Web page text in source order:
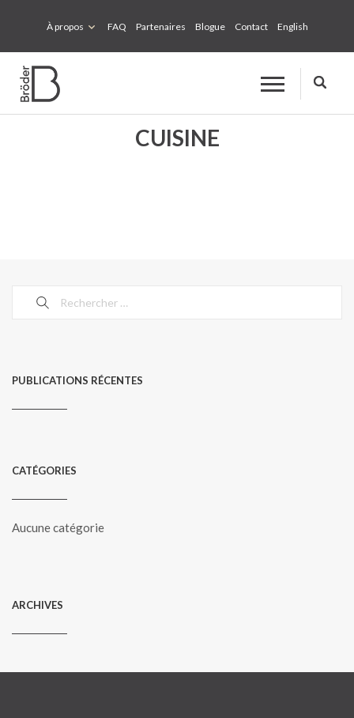
À propos FAQ Partenaires Blogue Contact English
CUISINE
PUBLICATIONS RÉCENTES
CATÉGORIES
Aucune catégorie
ARCHIVES